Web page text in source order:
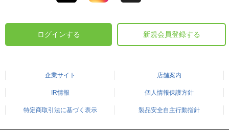
ログインする 新規会員登録する
企業サイト 店舗案内
IR情報 個人情報保護方針
特定商取引法に基づく表示 製品安全自主行動指針